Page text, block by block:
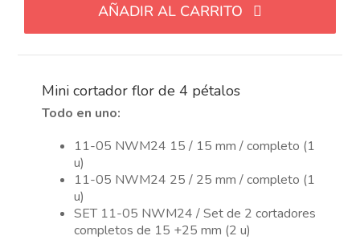
de
4
pétalos
AÑADIR AL CARRITO
Mini cortador flor de 4 pétalos
Todo en uno:
11-05 NWM24 15 / 15 mm / completo (1
u)
11-05 NWM24 25 / 25 mm / completo (1
u)
SET 11-05 NWM24 / Set de 2 cortadores
completos de 15 +25 mm (2 u)